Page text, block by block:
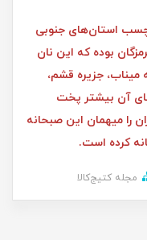
استان‌های جنوبی
بوده که این نان
جزیره قشم،
آن بیشتر پخت
را میهمان این صبحانه
کرده است.
مجله کتیج‌کالا